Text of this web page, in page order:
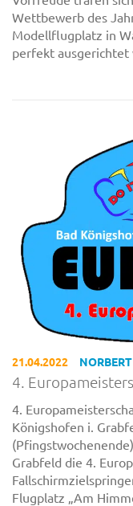
Wettbewerb des
Modellflugplatz in
perfekt ausgerichtet
21.04.2022
4.
4.
Königshofen i.
Grabfeld die 4.
Flugplatz „Am